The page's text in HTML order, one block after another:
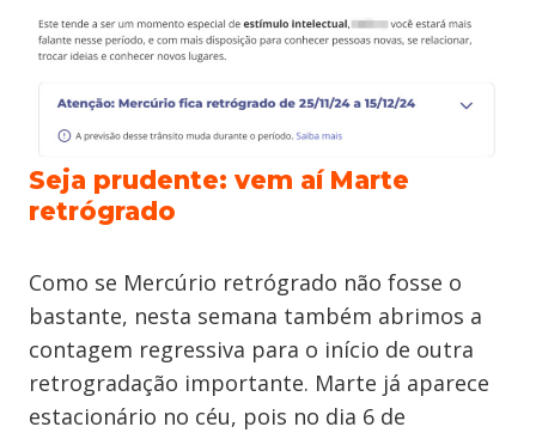
Seja prudente: vem aí Marte
retrógrado
Como se Mercúrio retrógrado não fosse o
bastante, nesta semana também abrimos a
contagem regressiva para o início de outra
retrogradação importante. Marte já aparece
estacionário no céu, pois no dia 6 de